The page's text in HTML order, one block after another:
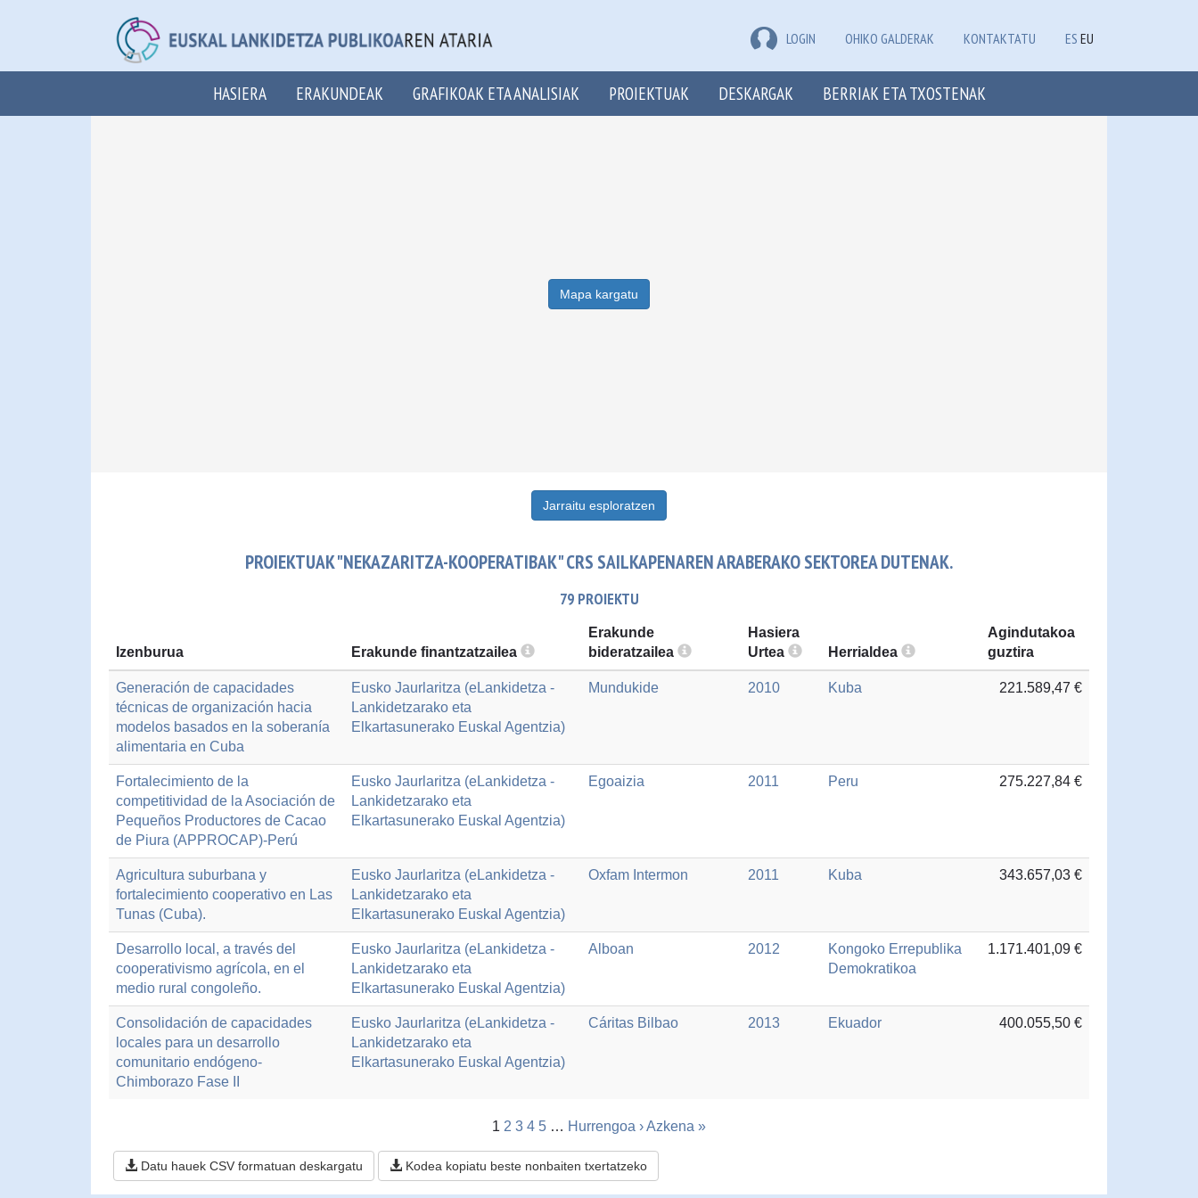
LOGIN OHIKO GALDERAK KONTAKTATU ES EU
HASIERA ERAKUNDEAK GRAFIKOAK ETA ANALISIAK PROIEKTUAK DESKARGAK BERRIAK ETA TXOSTENAK
Mapa kargatu
Jarraitu esploratzen
PROIEKTUAK "NEKAZARITZA-KOOPERATIBAK" CRS SAILKAPENAREN ARABERAKO SEKTOREA DUTENAK.
79 PROIEKTU
Izenburua Erakunde finantzatzailea
Erakunde
bideratzailea
Hasiera
Urtea
Herrialdea
Agindutakoa
guztira
Generación de capacidades
técnicas de organización hacia
modelos basados en la soberanía
alimentaria en Cuba
Eusko Jaurlaritza (eLankidetza -
Lankidetzarako eta
Elkartasunerako Euskal Agentzia)
Mundukide 2010 Kuba 221.589,47 €
Fortalecimiento de la
competitividad de la Asociación de
Pequeños Productores de Cacao
de Piura (APPROCAP)-Perú
Eusko Jaurlaritza (eLankidetza -
Lankidetzarako eta
Elkartasunerako Euskal Agentzia)
Egoaizia 2011 Peru 275.227,84 €
Agricultura suburbana y
fortalecimiento cooperativo en Las
Tunas (Cuba).
Eusko Jaurlaritza (eLankidetza -
Lankidetzarako eta
Elkartasunerako Euskal Agentzia)
Oxfam Intermon 2011 Kuba 343.657,03 €
Desarrollo local, a través del
cooperativismo agrícola, en el
medio rural congoleño.
Eusko Jaurlaritza (eLankidetza -
Lankidetzarako eta
Elkartasunerako Euskal Agentzia)
Alboan 2012
Kongoko Errepublika
Demokratikoa
1.171.401,09 €
Consolidación de capacidades
locales para un desarrollo
comunitario endógeno-
Chimborazo Fase II
Eusko Jaurlaritza (eLankidetza -
Lankidetzarako eta
Elkartasunerako Euskal Agentzia)
Cáritas Bilbao 2013 Ekuador 400.055,50 €
1 2 3 4 5 … Hurrengoa ›Azkena »
Datu hauek CSV formatuan deskargatu Kodea kopiatu beste nonbaiten txertatzeko